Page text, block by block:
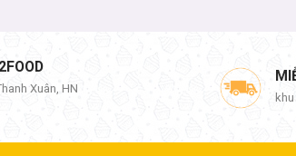
Xuân, HN
khu